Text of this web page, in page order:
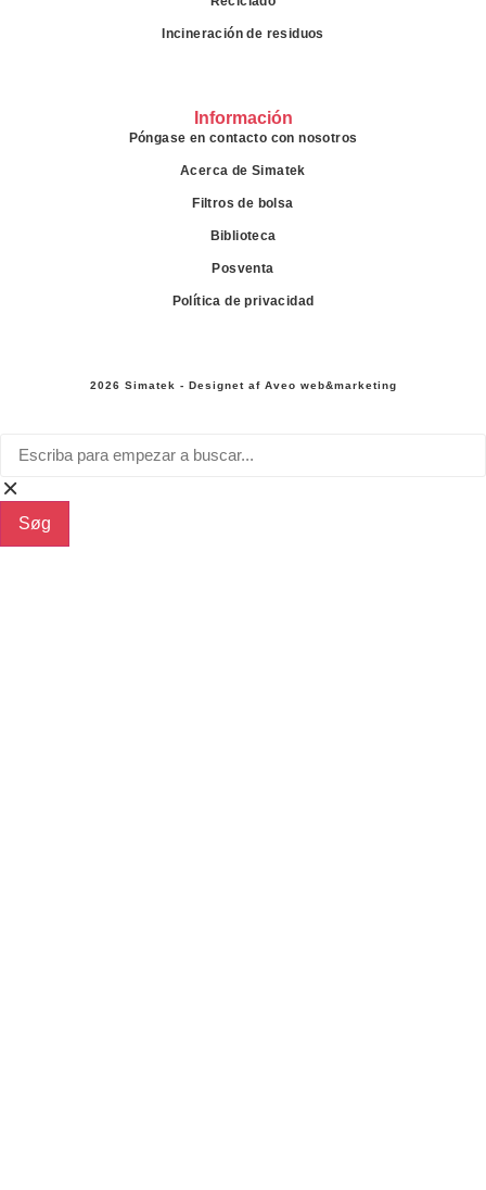
Incineración de residuos
Información
Póngase en contacto con nosotros
Acerca de Simatek
Filtros de bolsa
Biblioteca
Posventa
Política de privacidad
2026 Simatek - Designet af Aveo web&marketing
Søg